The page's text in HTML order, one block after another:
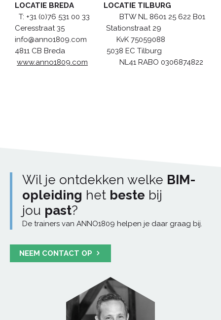
LOCATIE BREDA LOCATIE TILBURG
T: +31 (0)76 531 00 33
BTW NL 8601 25 622 B01
Ceresstraat 35 Stationstraat 29
info@anno1809.com KvK 75059088
4811 CB Breda 5038 EC Tilburg
www.anno1809.com NL41 RABO 0306874822
Wil je ontdekken welke BIM-
opleiding het beste bij
jou past?
De trainers van ANNO1809 helpen je daar graag bij.
NEEM CONTACT OP